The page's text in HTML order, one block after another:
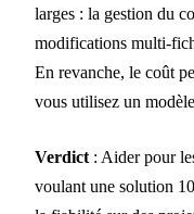
larges : la gestion du
modifications multi-
En revanche, le coût
vous utilisez un
Verdict: Aider pour
voulant une solution